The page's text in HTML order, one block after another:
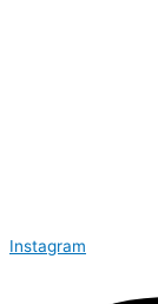
Instagram